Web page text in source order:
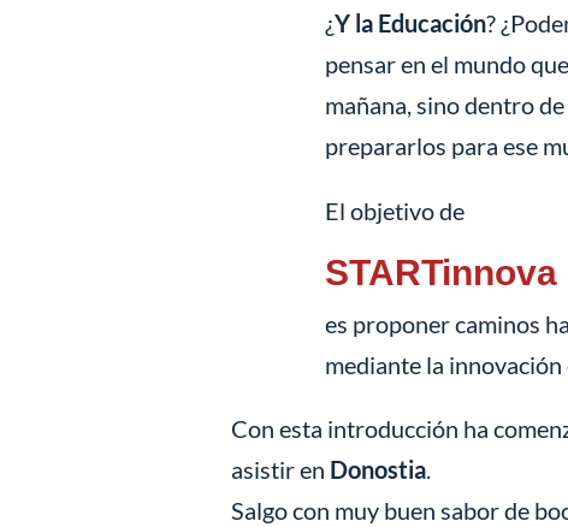
¿Y la Educación?
pensar en el mundo
mañana, sino dentro
prepararlos para ese
El objetivo de
STARTinnova
es proponer caminos
mediante la innovación
Con esta introducción ha
asistir en Donostia.
Salgo con muy buen sabor de